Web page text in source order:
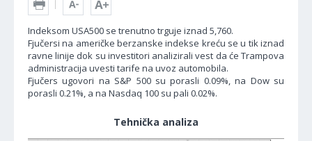
Indeksom USA500 se trenutno trguje iznad 5,760.
Fjučersi na američke berzanske indekse kreću se u tik iznad
ravne linije dok su investitori analizirali vest da će Trampova
administracija uvesti tarife na uvoz automobila.
Fjučers ugovori na S&P 500 su porasli 0.09%, na Dow su
porasli 0.21%, a na Nasdaq 100 su pali 0.02%.
Tehnička analiza